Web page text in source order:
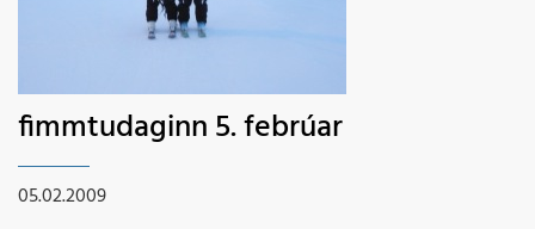
fimmtudaginn 5. febrúar
05.02.2009